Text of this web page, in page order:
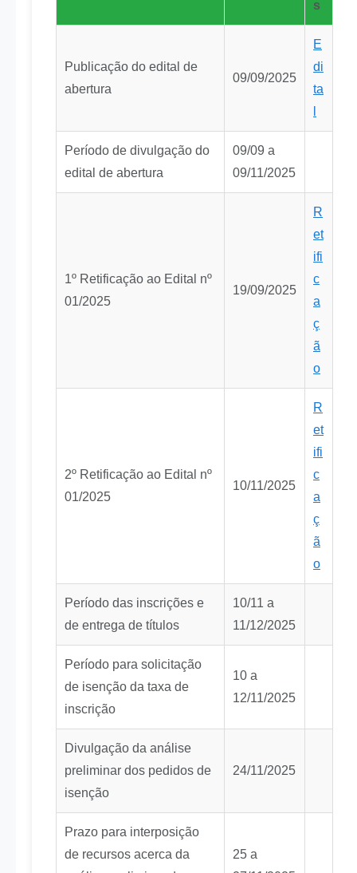
s
Publicação do edital de
abertura
09/09/2025
E
di
ta
Período de divulgação do
edital de abertura
09/09 a
09/11/2025
1º Retificação ao Edital nº
01/2025
19/09/2025
R
et
ifi
c
a
ç
ã
o
2º Retificação ao Edital nº
01/2025
10/11/2025
R
et
ifi
c
a
ç
ã
o
Período das inscrições e
de entrega de títulos
10/11 a
11/12/2025
Período para solicitação
de isenção da taxa de
inscrição
10 a
12/11/2025
Divulgação da análise
preliminar dos pedidos de
isenção
24/11/2025
Prazo para interposição
de recursos acerca da
25 a